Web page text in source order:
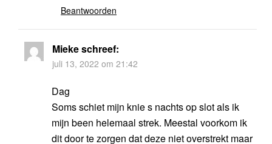
Beantwoorden
Miekeschreef:
juli 13, 2022 om 21:42
Dag
Soms schiet mijn knie s nachts op slot als ik
mijn been helemaal strek. Meestal voorkom ik
dit door te zorgen dat deze niet overstrekt maar